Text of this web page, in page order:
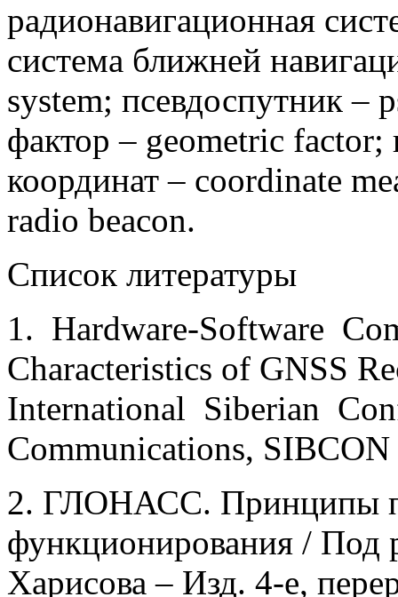
радионавигационная
система ближней
system; псевдоспутник –
фактор – geometric
координат – coordinate
radio beacon.
Список литературы
1. Hardware-Software
Characteristics of GNSS
International Siberian
Communications,
2. ГЛОНАСС. Принципы
функционирования /
Харисова – Изд. 4-е,